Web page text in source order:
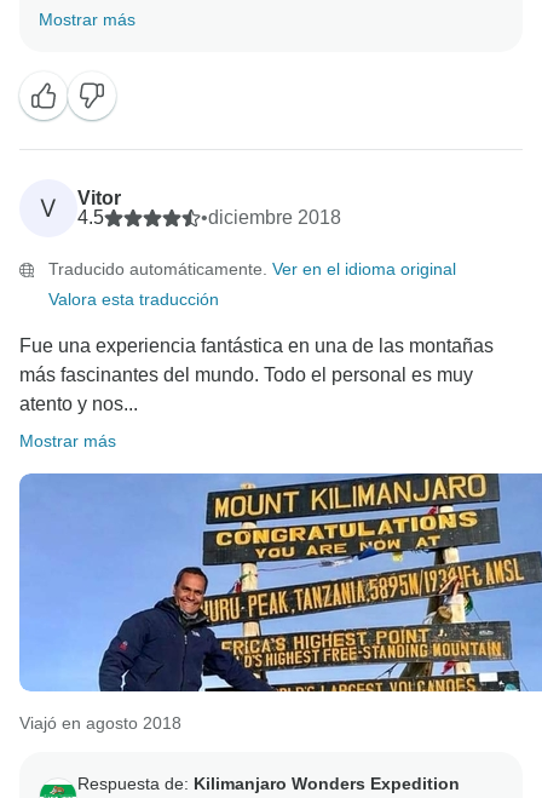
elección que hiciste de explorar Tanzania con
vez más, en nombre del equipo de KWESA Tours, me
gustaría darte las gracias por elegir viajar y alojarte
Mostrar más
V
Vitor
4.5
•diciembre 2018
Traducido automáticamente. Ver en el idioma original
Valora esta traducción
Fue una experiencia fantástica en una de las montañas
más fascinantes del mundo. Todo el personal es muy
atento y nos...
Mostrar más
Viajó en agosto 2018
Respuesta de: Kilimanjaro Wonders Expedition